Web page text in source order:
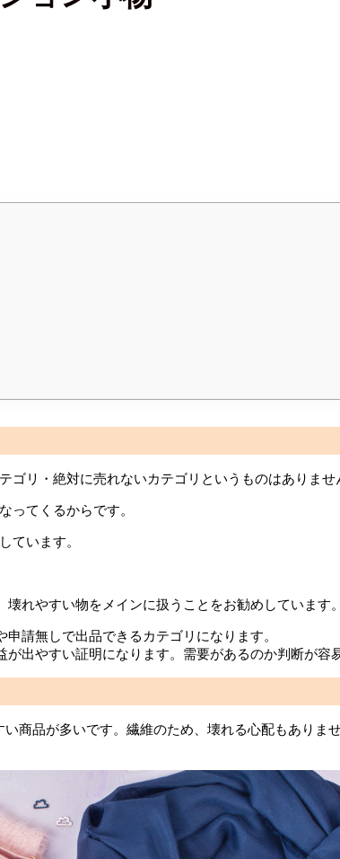
リ・絶対に売れないカテゴリというものはありませ
ってくるからです。
ています。
れやすい物をメインに扱うことをお勧めしています。
請無しで出品できるカテゴリになります。
出やすい証明になります。需要があるのか判断が容
商品が多いです。繊維のため、壊れる心配もあり